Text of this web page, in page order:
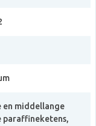
middellange
paraffineketens,